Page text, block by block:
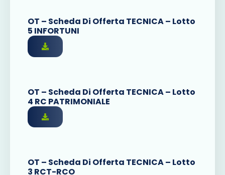
OT – Scheda Di Offerta TECNICA – Lotto
5 INFORTUNI
OT – Scheda Di Offerta TECNICA – Lotto
4 RC PATRIMONIALE
OT – Scheda Di Offerta TECNICA – Lotto
3 RCT-RCO